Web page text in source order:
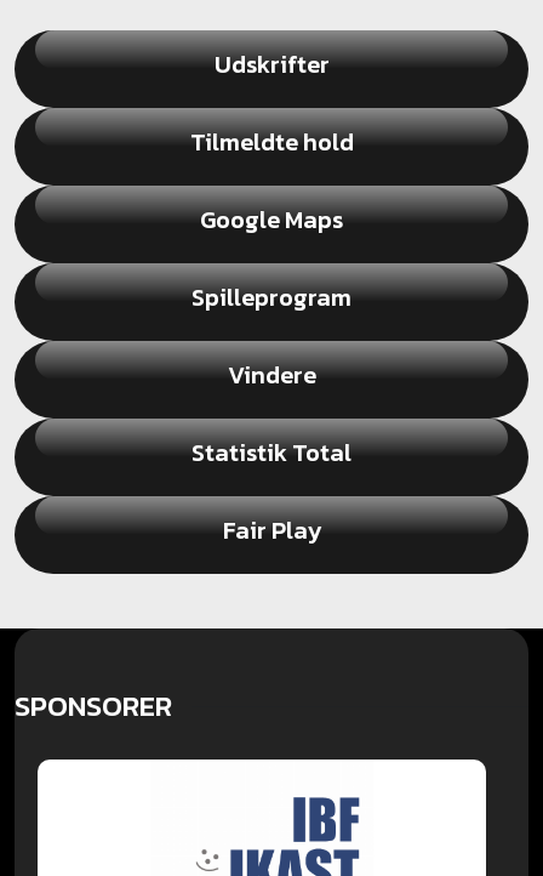
Udskrifter
Tilmeldte hold
Google Maps
Spilleprogram
Vindere
Statistik Total
Fair Play
SPONSORER